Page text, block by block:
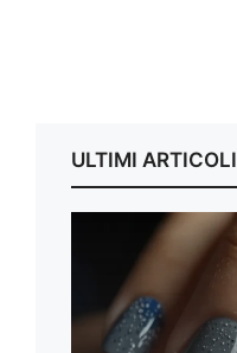
ULTIMI ARTICOLI